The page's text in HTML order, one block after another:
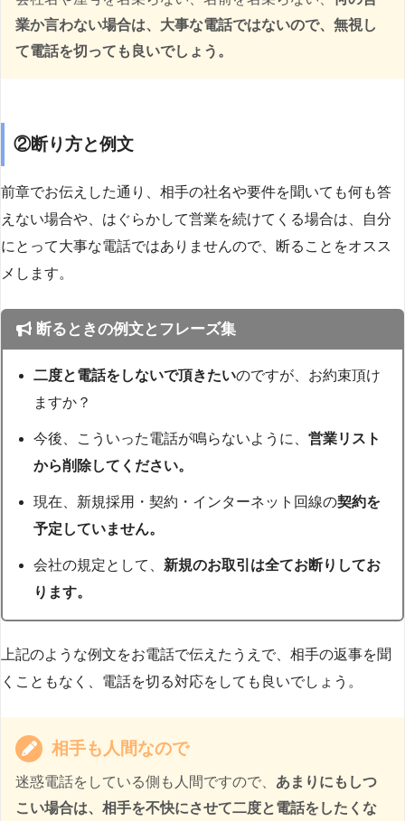
業か言わない場合は、大事な電話ではないので、無視し
て電話を切っても良いでしょう。
②断り方と例文
前章でお伝えした通り、相手の社名や要件を聞いても何も答
えない場合や、はぐらかして営業を続けてくる場合は、自分
にとって大事な電話ではありませんので、断ることをオスス
メします。
断るときの例文とフレーズ集
二度と電話をしないで頂きたいのですが、お約束頂け
ますか？
今後、こういった電話が鳴らないように、営業リスト
から削除してください。
現在、新規採用・契約・インターネット回線の契約を
予定していません。
会社の規定として、 新規のお取引は全てお断りしてお
ります。
上記のような例文をお電話で伝えたうえで、相手の返事を聞
くこともなく、電話を切る対応をしても良いでしょう。
相手も人間なので
迷惑電話をしている側も人間ですので、 あまりにもしつ
こい場合は、相手を不快にさせて二度と電話をしたくな